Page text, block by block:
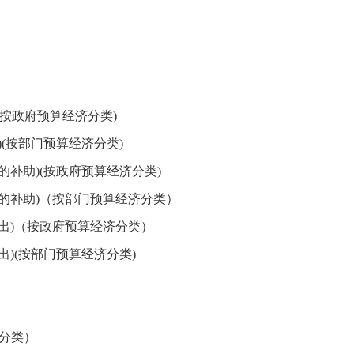
政府预算经济分类)
部门预算经济分类)
助)(按政府预算经济分类)
助)（按部门预算经济分类）
按政府预算经济分类）
按部门预算经济分类)
类）